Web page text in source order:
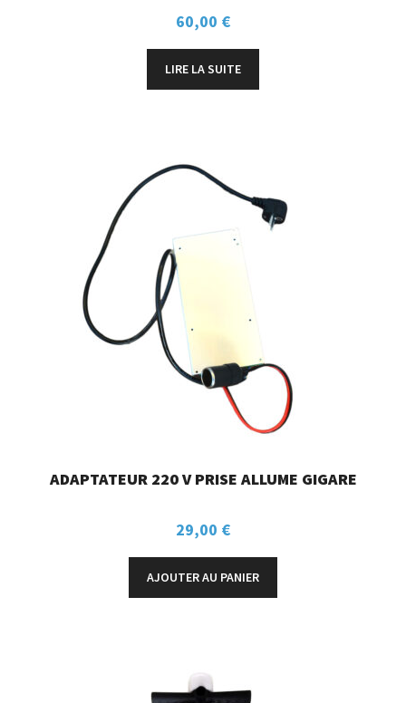
60,00 €
LIRE LA SUITE
ADAPTATEUR 220 V PRISE ALLUME GIGARE
29,00 €
AJOUTER AU PANIER